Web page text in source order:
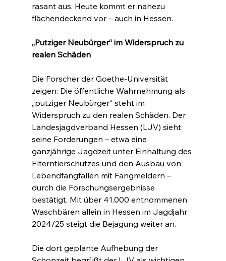
rasant aus. Heute kommt er nahezu
flächendeckend vor – auch in Hessen.
„Putziger Neubürger“ im Widerspruch zu
realen Schäden
Die Forscher der Goethe-Universität
zeigen: Die öffentliche Wahrnehmung als
„putziger Neubürger“ steht im
Widerspruch zu den realen Schäden. Der
Landesjagdverband Hessen (LJV) sieht
seine Forderungen – etwa eine
ganzjährige Jagdzeit unter Einhaltung des
Elterntierschutzes und den Ausbau von
Lebendfangfallen mit Fangmeldern –
durch die Forschungsergebnisse
bestätigt. Mit über 41.000 entnommenen
Waschbären allein in Hessen im Jagdjahr
2024/25 steigt die Bejagung weiter an.
Die dort geplante Aufhebung der